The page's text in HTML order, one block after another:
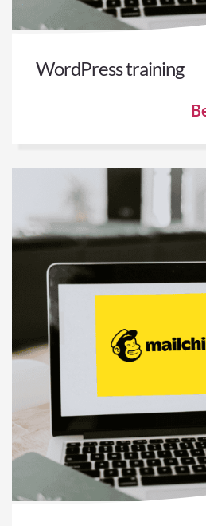
WordPress training